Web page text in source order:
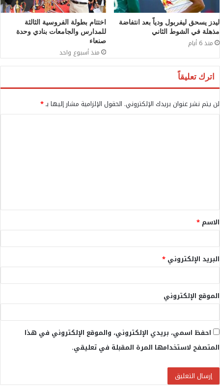
ليدز يسحق ليفربول ودياً بعد انتفاضة
مذهلة في الشوط الثاني
منذ 6 أيام
اختتام بطولة الفروسية الثالثة
للمدارس والجامعات بنادي وحدة
صنعاء
منذ أسبوع واحد
اترك تعليقاً
لن يتم نشر عنوان بريدك الإلكتروني. الحقول الإلزامية مشار إليها بـ*
ق
*
الاسم *
البريد الإلكتروني *
الموقع الإلكتروني
احفظ اسمي، بريدي الإلكتروني، والموقع الإلكتروني في هذا
المتصفح لاستخدامها المرة المقبلة في تعليقي.